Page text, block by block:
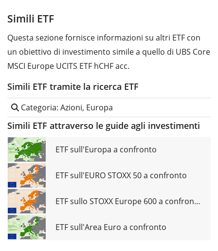
Simili ETF
Questa sezione fornisce informazioni su altri ETF con
un obiettivo di investimento simile a quello di UBS Core
MSCI Europe UCITS ETF hCHF acc.
Simili ETF tramite la ricerca ETF
Categoria: Azioni, Europa
Simili ETF attraverso le guide agli investimenti
ETF sull'Europa a confronto
ETF sull'EURO STOXX 50 a confronto
ETF sullo STOXX Europe 600 a confronto
ETF sull'Area Euro a confronto